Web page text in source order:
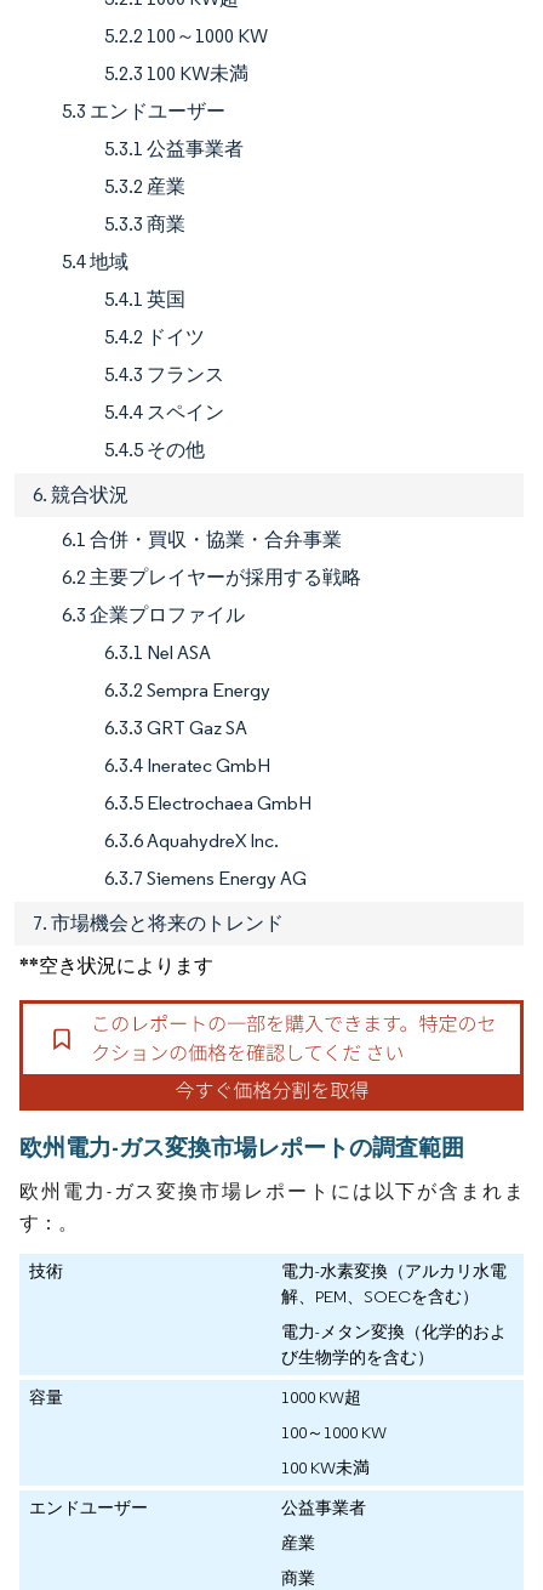
5.2.2 100～1000 KW
5.2.3 100 KW未満
5.3 エンドユーザー
5.3.1 公益事業者
5.3.2 産業
5.3.3 商業
5.4 地域
5.4.1 英国
5.4.2 ドイツ
5.4.3 フランス
5.4.4 スペイン
5.4.5 その他
6. 競合状況
6.1 合併・買収・協業・合弁事業
6.2 主要プレイヤーが採用する戦略
6.3 企業プロファイル
6.3.1 Nel ASA
6.3.2 Sempra Energy
6.3.3 GRT Gaz SA
6.3.4 Ineratec GmbH
6.3.5 Electrochaea GmbH
6.3.6 AquahydreX Inc.
6.3.7 Siemens Energy AG
7. 市場機会と将来のトレンド
**空き状況によります
欧州電力-ガス変換市場レポートの調査範囲
欧州電力-ガス変換市場レポートには以下が含まれま
す：。
技術
電力-水素変換（アルカリ水電
解、PEM、SOECを含む）
電力-メタン変換（化学的およ
び生物学的を含む）
容量
1000 KW超
100～1000 KW
100 KW未満
エンドユーザー
公益事業者
産業
商業